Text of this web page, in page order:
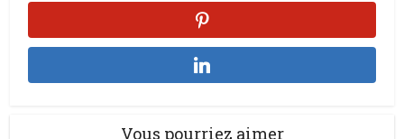
Vous pourriez aimer